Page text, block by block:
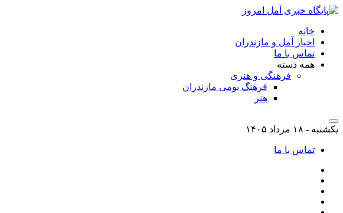
خانه
اخبار آمل و مازندران
تماس با ما
همه دسته
فرهنگی و هنری
فرهنگ بومی مازندران
هنر
یکشنبه - ۱۸ مرداد ۱۴۰۵
تماس با ما